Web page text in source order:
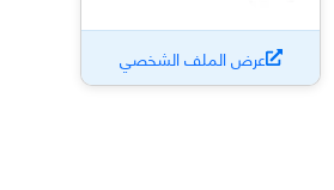
عرض الملف الشخصي